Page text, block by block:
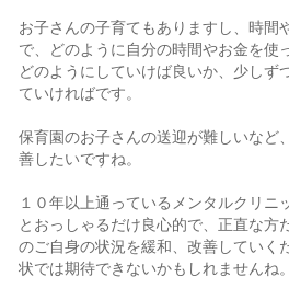
お子さんの子育てもありますし、時間
で、どのように自分の時間やお金を使
どのようにしていけば良いか、少しず
ていければです。
保育園のお子さんの送迎が難しいなど
善したいですね。
１０年以上通っているメンタルクリニ
とおっしゃるだけ良心的で、正直な方
のご自身の状況を緩和、改善していく
状では期待できないかもしれませんね。